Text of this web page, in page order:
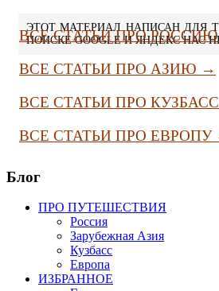
ЭТОТ МАТЕРИАЛ НАПИСАН ДЛЯ
ПОИСКЕ GOOGLE И ЯНДЕКС
ВСЕ СТАТЬИ ПРО
ВСЕ СТАТЬИ ПРО АЗИЮ →
ВСЕ СТАТЬИ ПРО
ВСЕ СТАТЬИ ПРО ЕВРОПУ
Блог
ПРО ПУТЕШЕСТВИЯ
Россия
Зарубежная Азия
Кузбасс
Европа
ИЗБРАННОЕ